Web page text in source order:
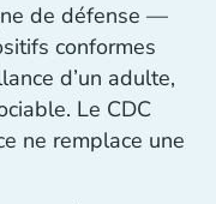
de défense —
conformes
d’un adulte,
Le CDC
ne remplace une